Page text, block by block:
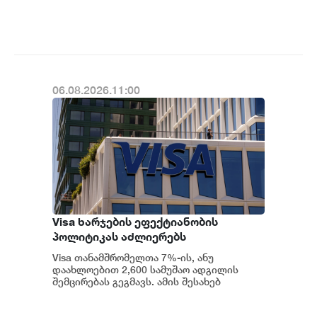
06.08.2026.11:00
Visa ხარჯების ეფექტიანობის
პოლიტიკას აძლიერებს
Visa თანამშრომელთა 7%-ის, ანუ
დაახლოებით 2,600 სამუშაო ადგილის
შემცირებას გეგმავს. ამის შესახებ